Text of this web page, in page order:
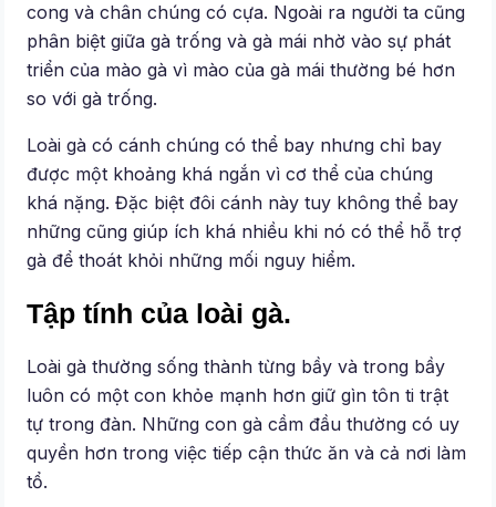
cong và chân chúng có cựa. Ngoài ra người ta cũng
phân biệt giữa gà trống và gà mái nhờ vào sự phát
triển của mào gà vì mào của gà mái thường bé hơn
so với gà trống.
Loài gà có cánh chúng có thể bay nhưng chỉ bay
được một khoảng khá ngắn vì cơ thể của chúng
khá nặng. Đặc biệt đôi cánh này tuy không thể bay
những cũng giúp ích khá nhiều khi nó có thể hỗ trợ
gà để thoát khỏi những mối nguy hiểm.
Tập tính của loài gà.
Loài gà thường sống thành từng bầy và trong bầy
luôn có một con khỏe mạnh hơn giữ gìn tôn ti trật
tự trong đàn. Những con gà cầm đầu thường có uy
quyền hơn trong việc tiếp cận thức ăn và cả nơi làm
tổ.